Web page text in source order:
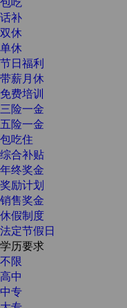
话补
双休
单休
节日福利
带薪月休
免费培训
三险一金
五险一金
包吃住
综合补贴
年终奖金
奖励计划
销售奖金
休假制度
法定节假日
学历要求
不限
高中
中专